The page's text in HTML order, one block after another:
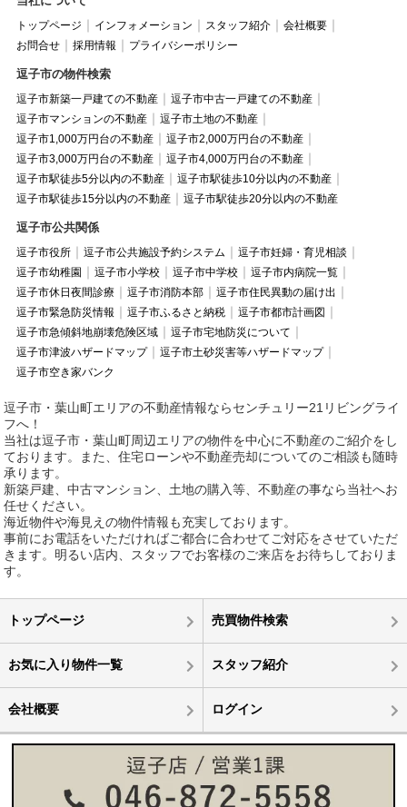
トップページ インフォメーション スタッフ紹介
会社概要
お問合せ
採用情報 プライバシーポリシー
逗子市の物件検索
逗子市新築一戸建ての不動産
逗子市中古一戸建ての不動産
逗子市マンションの不動産
逗子市土地の不動産
逗子市1,000万円台の不動産
逗子市2,000万円台の不動産
逗子市3,000万円台の不動産
逗子市4,000万円台の不動産
逗子市駅徒歩5分以内の不動産
逗子市駅徒歩10分以内の不動産
逗子市駅徒歩15分以内の不動産
逗子市駅徒歩20分以内の不動産
逗子市公共関係
逗子市役所 逗子市公共施設予約システム
逗子市妊婦・育児相談
逗子市幼稚園
逗子市小学校 逗子市中学校
逗子市内病院一覧
逗子市休日夜間診療
逗子市消防本部
逗子市住民異動の届け出
逗子市緊急防災情報
逗子市ふるさと納税
逗子市都市計画図
逗子市急傾斜地崩壊危険区域
逗子市宅地防災について
逗子市津波ハザードマップ
逗子市土砂災害等ハザードマップ
逗子市空き家バンク
逗子市・葉山町エリアの不動産情報ならセンチュリー21リビングライ
フへ！
当社は逗子市・葉山町周辺エリアの物件を中心に不動産のご紹介をし
ております。また、住宅ローンや不動産売却についてのご相談も随時
承ります。
新築戸建、中古マンション、土地の購入等、不動産の事なら当社へお
任せください。
海近物件や海見えの物件情報も充実しております。
事前にお電話をいただければご都合に合わせてご対応をさせていただ
きます。明るい店内、スタッフでお客様のご来店をお待ちしておりま
す。
トップページ 売買物件検索
お気に入り物件一覧 スタッフ紹介
会社概要 ログイン